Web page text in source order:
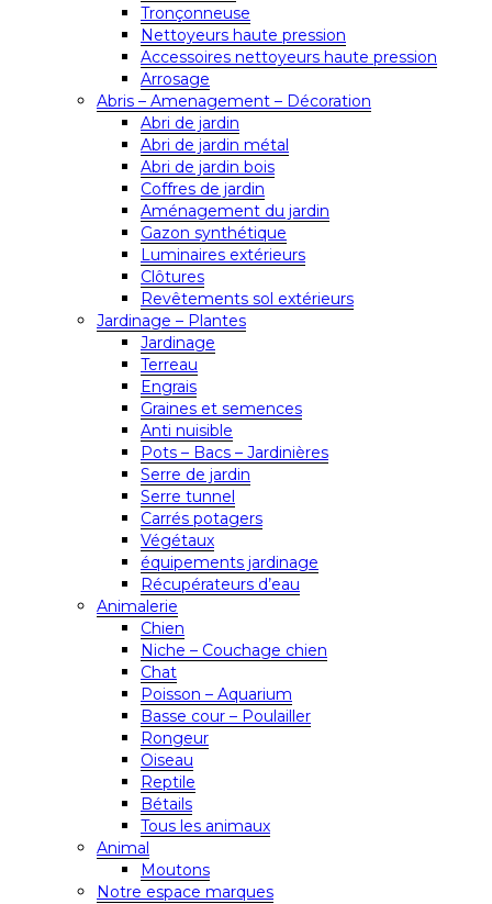
Tronçonneuse
Nettoyeurs haute pression
Accessoires nettoyeurs haute pression
Arrosage
Abris – Amenagement – Décoration
Abri de jardin
Abri de jardin métal
Abri de jardin bois
Coffres de jardin
Aménagement du jardin
Gazon synthétique
Luminaires extérieurs
Clôtures
Revêtements sol extérieurs
Jardinage – Plantes
Jardinage
Terreau
Engrais
Graines et semences
Anti nuisible
Pots – Bacs – Jardinières
Serre de jardin
Serre tunnel
Carrés potagers
Végétaux
équipements jardinage
Récupérateurs d’eau
Animalerie
Chien
Niche – Couchage chien
Chat
Poisson – Aquarium
Basse cour – Poulailler
Rongeur
Oiseau
Reptile
Bétails
Tous les animaux
Animal
Moutons
Notre espace marques